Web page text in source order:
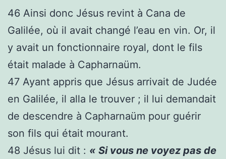
46 Ainsi donc Jésus revint à Cana de
Galilée, où il avait changé l’eau en vin. Or, il
y avait un fonctionnaire royal, dont le fils
était malade à Capharnaüm.
47 Ayant appris que Jésus arrivait de Judée
en Galilée, il alla le trouver ; il lui demandait
de descendre à Capharnaüm pour guérir
son fils qui était mourant.
48 Jésus lui dit : « Si vous ne voyez pas de